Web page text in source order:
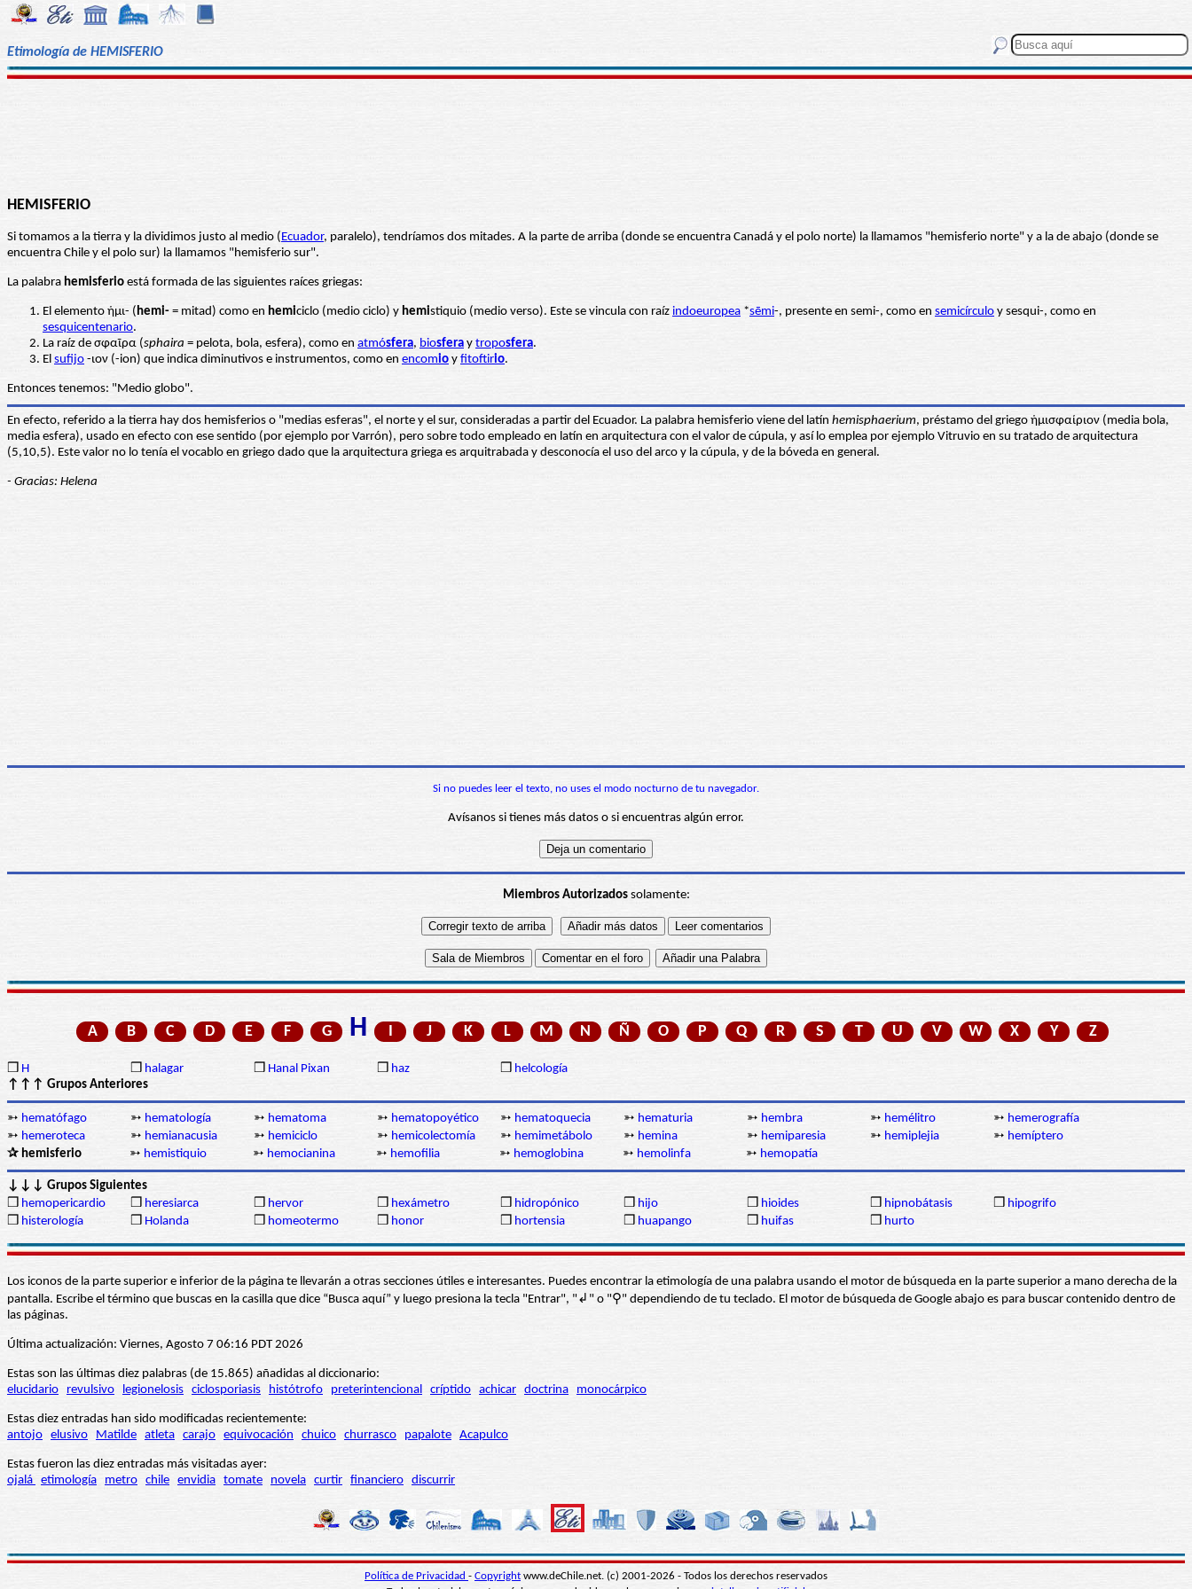
Etimología de HEMISFERIO
HEMISFERIO
Si tomamos a la tierra y la dividimos justo al medio (Ecuador, paralelo), tendríamos dos mitades. A la parte de arriba (donde se encuentra Canadá y el polo norte) la llamamos "hemisferio norte" y a la de abajo (donde se
encuentra Chile y el polo sur) la llamamos "hemisferio sur".
La palabra hemisferio está formada de las siguientes raíces griegas:
El elemento ἡμι- (hemi- = mitad) como en hemiciclo (medio ciclo) y hemistiquio (medio verso). Este se vincula con raíz indoeuropea *sēmi-, presente en semi-, como en semicírculo y sesqui-, como en
sesquicentenario.
La raíz de σφαῖρα (sphaira = pelota, bola, esfera), como en atmósfera, biosfera y troposfera.
El sufijo -ιον (-ion) que indica diminutivos e instrumentos, como en encomio y fitoftirio.
Entonces tenemos: "Medio globo".
En efecto, referido a la tierra hay dos hemisferios o "medias esferas", el norte y el sur, consideradas a partir del Ecuador. La palabra hemisferio viene del latín hemisphaerium, préstamo del griego ἡμισφαίριον (media bola,
media esfera), usado en efecto con ese sentido (por ejemplo por Varrón), pero sobre todo empleado en latín en arquitectura con el valor de cúpula, y así lo emplea por ejemplo Vitruvio en su tratado de arquitectura
(5,10,5). Este valor no lo tenía el vocablo en griego dado que la arquitectura griega es arquitrabada y desconocía el uso del arco y la cúpula, y de la bóveda en general.
- Gracias: Helena
Si no puedes leer el texto, no uses el modo nocturno de tu navegador.
Avísanos si tienes más datos o si encuentras algún error.
Miembros Autorizadossolamente:
A B C D E F G H I J K L M N Ñ O P Q R S T U V W X Y Z
❒ H ❒ halagar ❒ Hanal Pixan ❒ haz ❒ helcología
↑↑↑ Grupos Anteriores
➳ hematófago ➳ hematología ➳ hematoma ➳ hematopoyético ➳ hematoquecia ➳ hematuria ➳ hembra ➳ hemélitro ➳ hemerografía
➳ hemeroteca ➳ hemianacusia ➳ hemiciclo ➳ hemicolectomía ➳ hemimetábolo ➳ hemina ➳ hemiparesia ➳ hemiplejia ➳ hemíptero
✰ hemisferio
➳ hemistiquio ➳ hemocianina ➳ hemofilia ➳ hemoglobina ➳ hemolinfa ➳ hemopatía
↓↓↓ Grupos Siguientes
❒ hemopericardio ❒ heresiarca ❒ hervor ❒ hexámetro ❒ hidropónico ❒ hijo ❒ hioides ❒ hipnobátasis ❒ hipogrifo
❒ histerología ❒ Holanda ❒ homeotermo ❒ honor ❒ hortensia ❒ huapango ❒ huifas ❒ hurto
Los iconos de la parte superior e inferior de la página te llevarán a otras secciones útiles e interesantes. Puedes encontrar la etimología de una palabra usando el motor de búsqueda en la parte superior a mano derecha de la
pantalla. Escribe el término que buscas en la casilla que dice “Busca aquí” y luego presiona la tecla "Entrar", "↲" o "⚲" dependiendo de tu teclado. El motor de búsqueda de Google abajo es para buscar contenido dentro de
las páginas.
Última actualización: Viernes, Agosto 7 06:16 PDT 2026
Estas son las últimas diez palabras (de 15.865) añadidas al diccionario:
elucidario
revulsivo legionelosis ciclosporiasis histótrofo preterintencional críptido achicar doctrina monocárpico
Estas diez entradas han sido modificadas recientemente:
antojo elusivo Matilde atleta carajo equivocación chuico churrasco papalote Acapulco
Estas fueron las diez entradas más visitadas ayer:
ojalá etimología metro chile envidia tomate novela curtir financiero discurrir
Política de Privacidad - Copyright www.deChile.net. (c) 2001-2026 - Todos los derechos reservados